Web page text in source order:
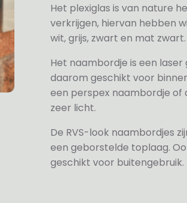
Het plexiglas is van nature
verkrijgen, hiervan hebben
wit, grijs, zwart en mat zwart.
Het naambordje is een
daarom geschikt voor
een perspex naambordje
zeer licht.
De RVS-look naambordjes
een geborstelde toplaag.
geschikt voor buitengebruik.